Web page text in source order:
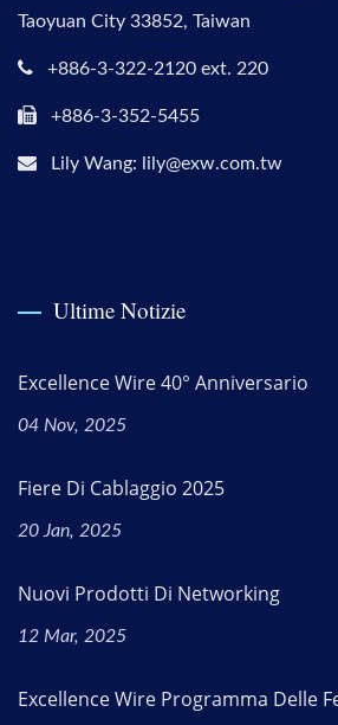
Taoyuan City 33852, Taiwan
+886-3-322-2120 ext. 220
+886-3-352-5455
Lily Wang: lily@exw.com.tw
Ultime Notizie
Excellence Wire 40° Anniversario
04 Nov, 2025
Fiere Di Cablaggio 2025
20 Jan, 2025
Nuovi Prodotti Di Networking
12 Mar, 2025
Excellence Wire Programma Delle